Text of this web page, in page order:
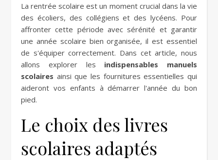
La rentrée scolaire est un moment crucial dans la vie
des écoliers, des collégiens et des lycéens. Pour
affronter cette période avec sérénité et garantir
une année scolaire bien organisée, il est essentiel
de s'équiper correctement. Dans cet article, nous
allons explorer les indispensables manuels
scolaires ainsi que les fournitures essentielles qui
aideront vos enfants à démarrer l'année du bon
pied.
Le choix des livres
scolaires adaptés